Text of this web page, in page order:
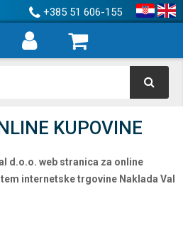
+385 51 606-155
KUPOVINE
d.o.o. web stranica za online
internetske trgovine Naklada Val